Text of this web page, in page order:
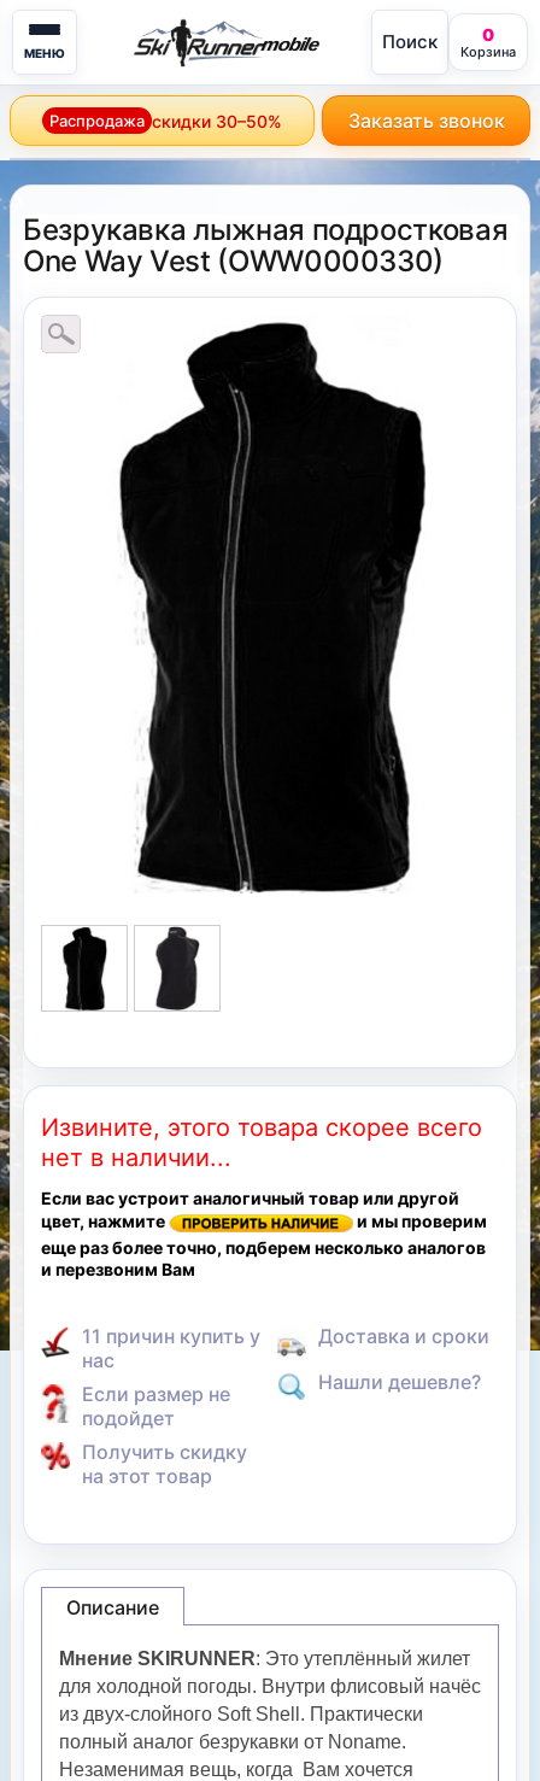
МЕНЮ mobile Поиск 0
Корзина
Распродажа скидки 30–50% Заказать звонок
Безрукавка лыжная подростковая
One Way Vest (OWW0000330)
Извините, этого товара скорее всего
нет в наличии...
Если вас устроит аналогичный товар или другой
цвет, нажмите
и мы проверим
еще раз более точно, подберем несколько аналогов
и перезвоним Вам
11 причин купить у
нас
Если размер не
подойдет
Получить скидку
на этот товар
Доставка и сроки
Нашли дешевле?
Описание
Мнение SKIRUNNER: Это утеплённый жилет
для холодной погоды. Внутри флисовый начёс
из двух-слойного Soft Shell. Практически
полный аналог безрукавки от Noname.
Незаменимая вещь, когда Вам хочется